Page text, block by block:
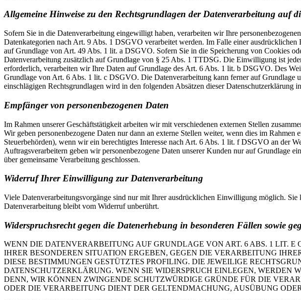
Allgemeine Hinweise zu den Rechtsgrundlagen der Datenverarbeitung auf
Sofern Sie in die Datenverarbeitung eingewilligt haben, verarbeiten wir Ihre
Datenkategorien nach Art. 9 Abs. 1 DSGVO verarbeitet werden. Im Falle einer
auf Grundlage von Art. 49 Abs. 1 lit. a DSGVO. Sofern Sie in die Speicherung von Cookies
Datenverarbeitung zusätzlich auf Grundlage von § 25 Abs. 1 TTDSG. Die Einwilligung ist
erforderlich, verarbeiten wir Ihre Daten auf Grundlage des Art. 6 Abs. 1 lit. b DSGVO. Des
Grundlage von Art. 6 Abs. 1 lit. c DSGVO. Die Datenverarbeitung kann ferner auf
einschlägigen Rechtsgrundlagen wird in den folgenden Absätzen dieser Datenschutzerklärung
Empfänger von personenbezogenen Daten
Im Rahmen unserer Geschäftstätigkeit arbeiten wir mit verschiedenen externen Stellen
Wir geben personenbezogene Daten nur dann an externe Stellen weiter, wenn dies im
Steuerbehörden), wenn wir ein berechtigtes Interesse nach Art. 6 Abs. 1 lit. f DSGVO an der
Auftragsverarbeitern geben wir personenbezogene Daten unserer Kunden nur auf Grundlage
über gemeinsame Verarbeitung geschlossen.
Widerruf Ihrer Einwilligung zur Datenverarbeitung
Viele Datenverarbeitungsvorgänge sind nur mit Ihrer ausdrücklichen Einwilligung möglich.
Datenverarbeitung bleibt vom Widerruf unberührt.
Widerspruchsrecht gegen die Datenerhebung in besonderen Fällen sowie
WENN DIE DATENVERARBEITUNG AUF GRUNDLAGE VON ART. 6 ABS. 1 LIT. E
IHRER BESONDEREN SITUATION ERGEBEN, GEGEN DIE VERARBEITUNG
DIESE BESTIMMUNGEN GESTÜTZTES PROFILING. DIE JEWEILIGE
DATENSCHUTZERKLÄRUNG. WENN SIE WIDERSPRUCH EINLEGEN, WERDEN
DENN, WIR KÖNNEN ZWINGENDE SCHUTZWÜRDIGE GRÜNDE FÜR DIE
ODER DIE VERARBEITUNG DIENT DER GELTENDMACHUNG, AUSÜBUNG